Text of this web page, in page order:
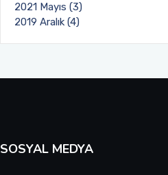
2021 Mayıs (3)
2019 Aralık (4)
SOSYAL MEDYA